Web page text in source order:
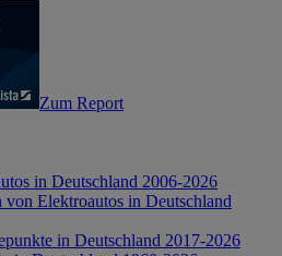
Zum Report
in Deutschland 2006-2026
von Elektroautos in Deutschland
in Deutschland 2017-2026